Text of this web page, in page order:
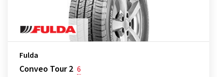
Fulda
Conveo Tour 2 6